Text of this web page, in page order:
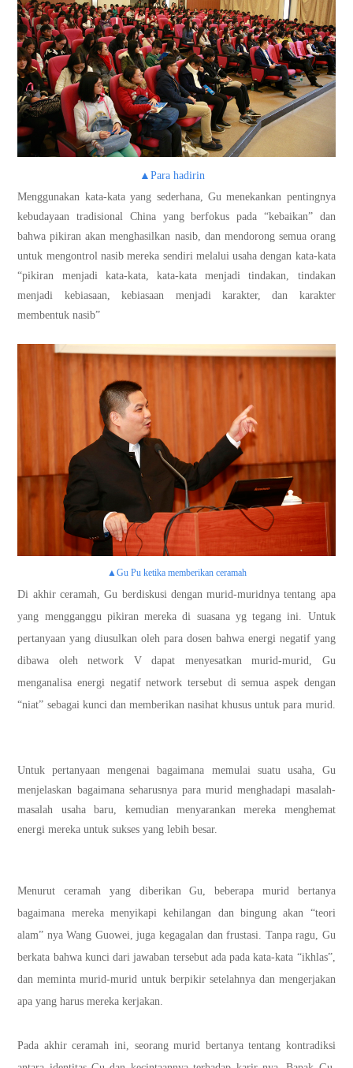
▲Para hadirin
Menggunakan kata-kata yang sederhana, Gu menekankan pentingnya
kebudayaan tradisional China yang berfokus pada “kebaikan” dan
bahwa pikiran akan menghasilkan nasib, dan mendorong semua orang
untuk mengontrol nasib mereka sendiri melalui usaha dengan kata-kata
“pikiran menjadi kata-kata, kata-kata menjadi tindakan, tindakan
menjadi kebiasaan, kebiasaan menjadi karakter, dan karakter
membentuk nasib”
▲Gu Pu ketika memberikan ceramah
Di akhir ceramah, Gu berdiskusi dengan murid-muridnya tentang apa
yang mengganggu pikiran mereka di suasana yg tegang ini. Untuk
pertanyaan yang diusulkan oleh para dosen bahwa energi negatif yang
dibawa oleh network V dapat menyesatkan murid-murid, Gu
menganalisa energi negatif network tersebut di semua aspek dengan
“niat” sebagai kunci dan memberikan nasihat khusus untuk para murid.
Untuk pertanyaan mengenai bagaimana memulai suatu usaha, Gu
menjelaskan bagaimana seharusnya para murid menghadapi masalah-
masalah usaha baru, kemudian menyarankan mereka menghemat
energi mereka untuk sukses yang lebih besar.
Menurut ceramah yang diberikan Gu, beberapa murid bertanya
bagaimana mereka menyikapi kehilangan dan bingung akan “teori
alam” nya Wang Guowei, juga kegagalan dan frustasi. Tanpa ragu, Gu
berkata bahwa kunci dari jawaban tersebut ada pada kata-kata “ikhlas”,
dan meminta murid-murid untuk berpikir setelahnya dan mengerjakan
apa yang harus mereka kerjakan.
Pada akhir ceramah ini, seorang murid bertanya tentang kontradiksi